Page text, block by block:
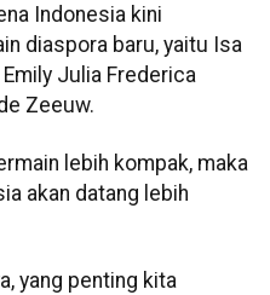
Indonesia kini
diaspora baru, yaitu Isa
Julia Frederica
Zeeuw.
lebih kompak, maka
akan datang lebih
yang penting kita